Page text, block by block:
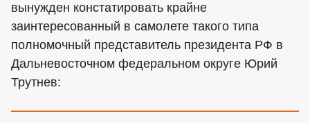
вынужден констатировать крайне
заинтересованный в самолете такого типа
полномочный представитель президента РФ в
Дальневосточном федеральном округе Юрий
Трутнев: